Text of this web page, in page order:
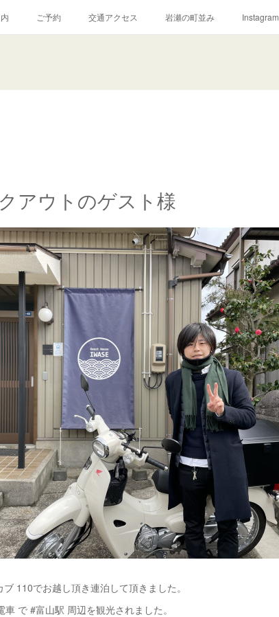
ご予約 交通アクセス 岩瀬の町並み Instagram
アウトのゲスト様
110でお越し頂き連泊して頂きました。
で #富山駅 周辺を観光されました。